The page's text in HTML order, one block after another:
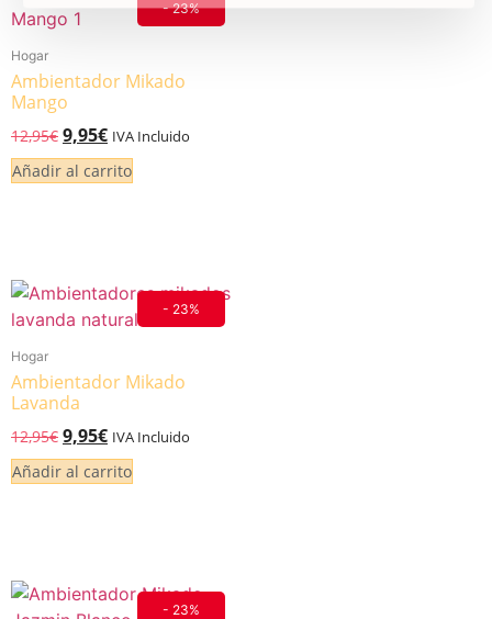
- 23%
Hogar
Ambientador Mikado
Mango
12,95€ 9,95€ IVA Incluido
Añadir al carrito
- 23%
Hogar
Ambientador Mikado
Lavanda
12,95€ 9,95€ IVA Incluido
Añadir al carrito
- 23%